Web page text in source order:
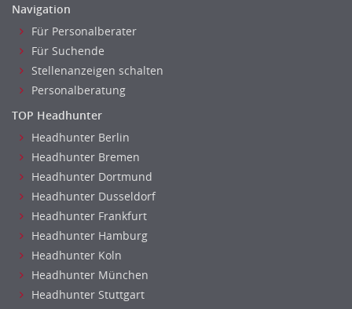
Navigation
Für Personalberater
Für Suchende
Stellenanzeigen schalten
Personalberatung
TOP Headhunter
Headhunter Berlin
Headhunter Bremen
Headhunter Dortmund
Headhunter Dusseldorf
Headhunter Frankfurt
Headhunter Hamburg
Headhunter Koln
Headhunter München
Headhunter Stuttgart